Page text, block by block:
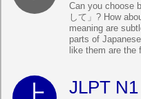
Can you choose
して」? How
meaning are
parts of
like them are
JLPT